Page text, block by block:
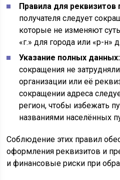
Правила для реквизитов
получателя следует
которые не изменяют
«г.» для города или «р-н»
Указание полных данных:
сокращения не
организации или её
сокращении адреса
регион, чтобы избежать
названиями населённых
Соблюдение этих правил
оформления реквизитов и
и финансовые риски при